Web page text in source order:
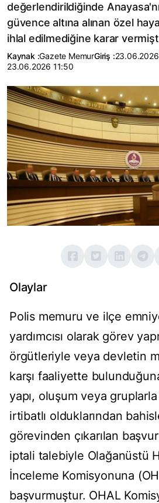
değerlendirildiğinde
güvence altına alınan özel
ihlal edilmediğine karar
Kaynak :Gazete MemurGiriş :
23.06.2026 11:50
Olaylar
Polis memuru ve ilçe
yardımcısı olarak görev
örgütleriyle veya devletin
karşı faaliyette
yapı, oluşum veya
irtibatlı olduklarından
görevinden çıkarılan
iptali talebiyle Olağanüstü
İnceleme Komisyonuna
başvurmuştur. OHAL